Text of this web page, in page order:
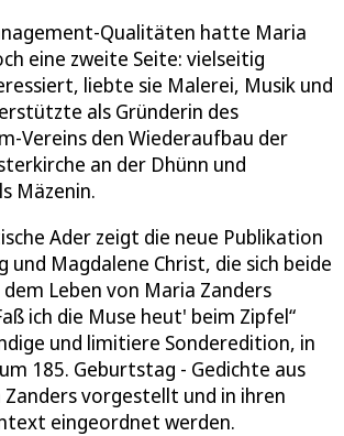
Qualitäten hatte Maria
eine zweite Seite: vielseitig
liebte sie Malerei, Musik und
als Gründerin des
Vereins den Wiederaufbau der
an der Dhünn und
Mäzenin.
Ader zeigt die neue Publikation
und Magdalene Christ, die sich beide
Leben von Maria Zanders
ich die Muse heut' beim Zipfel“
und limitiere Sonderedition, in
185. Geburtstag - Gedichte aus
vorgestellt und in ihren
eingeordnet werden.